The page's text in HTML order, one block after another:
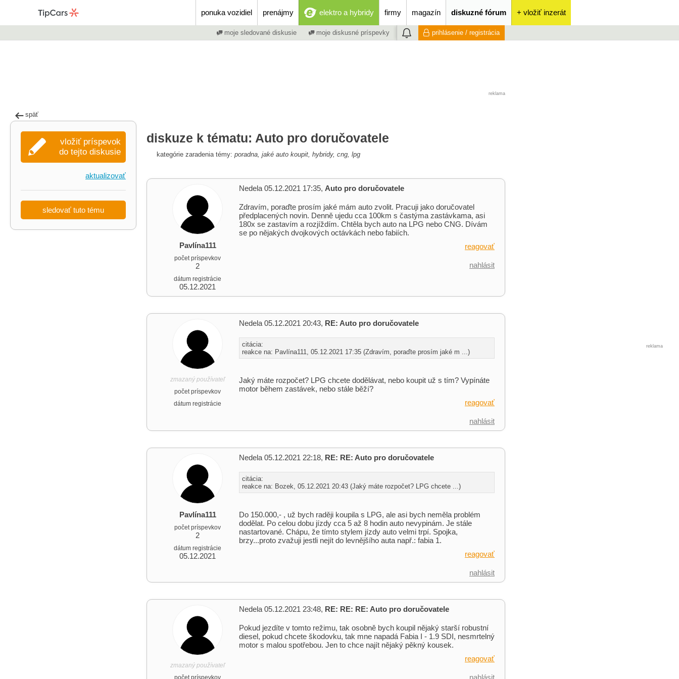
ponuka vozidiel prenájmy elektro a hybridy firmy magazín diskuzné fórum + vložiť inzerát
moje sledované diskusie moje diskusné príspevky prihlásenie / registrácia
reklama
späť
diskuze k tématu: Auto pro doručovatele
kategórie zaradenia témy: poradna, jaké auto koupit, hybridy, cng, lpg
Pavlína111
počet príspevkov
2
dátum registrácie
05.12.2021
Nedela 05.12.2021 17:35, Auto pro doručovatele
Zdravím, poraďte prosím jaké mám auto zvolit. Pracuji jako doručovatel
předplacených novin. Denně ujedu cca 100km s častýma zastávkama, asi
180x se zastavím a rozjíždím. Chtěla bych auto na LPG nebo CNG. Dívám
se po nějakých dvojkových octávkách nebo fabiích.
reagovať
nahlásit
zmazaný používateľ
počet príspevkov
dátum registrácie
Nedela 05.12.2021 20:43, RE: Auto pro doručovatele
citácia:
reakce na: Pavlína111, 05.12.2021 17:35 (Zdravím, poraďte prosím jaké m ...)
Jaký máte rozpočet? LPG chcete dodělávat, nebo koupit už s tím? Vypínáte
motor během zastávek, nebo stále běží?
reagovať
nahlásit
Pavlína111
počet príspevkov
2
dátum registrácie
05.12.2021
Nedela 05.12.2021 22:18, RE: RE: Auto pro doručovatele
citácia:
reakce na: Bozek, 05.12.2021 20:43 (Jaký máte rozpočet? LPG chcete ...)
Do 150.000,- , už bych raději koupila s LPG, ale asi bych neměla problém
dodělat. Po celou dobu jízdy cca 5 až 8 hodin auto nevypinám. Je stále
nastartované. Chápu, že tímto stylem jízdy auto velmi trpí. Spojka,
brzy...proto zvažuji jestli nejít do levnějšího auta např.: fabia 1.
reagovať
nahlásit
zmazaný používateľ
počet príspevkov
Nedela 05.12.2021 23:48, RE: RE: RE: Auto pro doručovatele
Pokud jezdíte v tomto režimu, tak osobně bych koupil nějaký starší robustní
diesel, pokud chcete škodovku, tak mne napadá Fabia I - 1.9 SDI, nesmrtelný
motor s malou spotřebou. Jen to chce najít nějaký pěkný kousek.
reagovať
nahlásit
vložiť príspevok
do tejto diskusie
aktualizovať
sledovať tuto tému
reklama